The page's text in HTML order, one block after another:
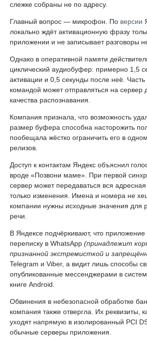
слежке собраны не по адресу.
Главный вопрос — микрофон. По версии
локально ждёт активационную фразу
приложении и не записывает разговоры
Однако в оперативной памяти
циклический аудиобуфер: примерно 1,5
активации и 0,5 секунды после неё. Часть
командой может отправляться на сервер
качества распознавания.
Компания признала, что возможность
размер буфера способна насторожить
пообещала жёстко ограничить его в
релизов.
Доступ к контактам Яндекс объяснил
вроде «Позвони маме». При первой
сервер может передаваться вся
только изменения. Имена и номера не
компании нужны исходные значения для
речи.
В Яндексе подчёркивают, что приложение
переписку в WhatsApp (принадлежит
признанной экстремисткой и
Telegram и Viber, а видит лишь способы
опубликованные мессенджерами в
книге Android.
Обвинения в небезопасной обработке
компания также отвергла. Их реквизиты,
уходят напрямую в изолированный PCI
обычные серверы приложения.